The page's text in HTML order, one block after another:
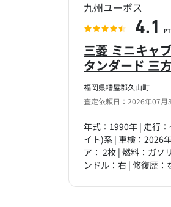
福岡県糟屋郡久山町
査定依頼日：2026年07月
三菱 ミニキャ
タンダード 三
年式：1990年 | 走行
イト)系 | 車検：2026
ア： 2枚 | 燃料：ガソ
ンドル：右 | 修復歴：
九州ユーポス
4.1 PT